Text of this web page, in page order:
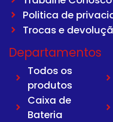
Politica de
Trocas e
Departamentos
Todos os
produtos
Caixa de
Bateria